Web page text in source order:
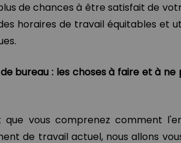
de chances à être satisfait de
horaires de travail équitables et
bureau : les choses à faire et à
que vous comprenez comment
de travail actuel, nous allons